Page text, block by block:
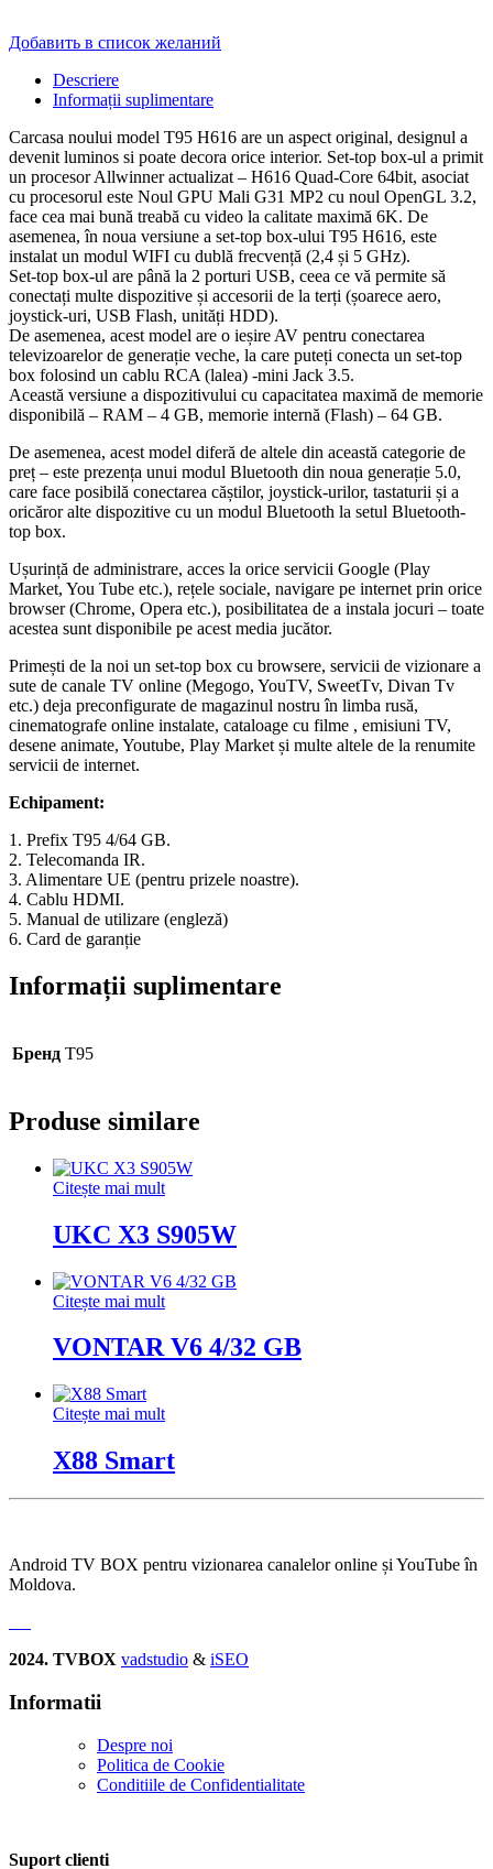
Добавить в список желаний
Descriere
Informații suplimentare
Carcasa noului model T95 H616 are un aspect original, designul a
devenit luminos si poate decora orice interior. Set-top box-ul a primit
un procesor Allwinner actualizat – H616 Quad-Core 64bit, asociat
cu procesorul este Noul GPU Mali G31 MP2 cu noul OpenGL 3.2,
face cea mai bună treabă cu video la calitate maximă 6K. De
asemenea, în noua versiune a set-top box-ului T95 H616, este
instalat un modul WIFI cu dublă frecvență (2,4 și 5 GHz).
Set-top box-ul are până la 2 porturi USB, ceea ce vă permite să
conectați multe dispozitive și accesorii de la terți (șoarece aero,
joystick-uri, USB Flash, unități HDD).
De asemenea, acest model are o ieșire AV pentru conectarea
televizoarelor de generație veche, la care puteți conecta un set-top
box folosind un cablu RCA (lalea) -mini Jack 3.5.
Această versiune a dispozitivului cu capacitatea maximă de memorie
disponibilă – RAM – 4 GB, memorie internă (Flash) – 64 GB.
De asemenea, acest model diferă de altele din această categorie de
preț – este prezența unui modul Bluetooth din noua generație 5.0,
care face posibilă conectarea căștilor, joystick-urilor, tastaturii și a
oricăror alte dispozitive cu un modul Bluetooth la setul Bluetooth-
top box.
Ușurință de administrare, acces la orice servicii Google (Play
Market, You Tube etc.), rețele sociale, navigare pe internet prin orice
browser (Chrome, Opera etc.), posibilitatea de a instala jocuri – toate
acestea sunt disponibile pe acest media jucător.
Primești de la noi un set-top box cu browsere, servicii de vizionare a
sute de canale TV online (Megogo, YouTV, SweetTv, Divan Tv
etc.) deja preconfigurate de magazinul nostru în limba rusă,
cinematografe online instalate, cataloage cu filme , emisiuni TV,
desene animate, Youtube, Play Market și multe altele de la renumite
servicii de internet.
Echipament:
1. Prefix T95 4/64 GB.
2. Telecomanda IR.
3. Alimentare UE (pentru prizele noastre).
4. Cablu HDMI.
5. Manual de utilizare (engleză)
6. Card de garanție
Informații suplimentare
Бренд T95
Produse similare
Citește mai mult
UKC X3 S905W
Citește mai mult
VONTAR V6 4/32 GB
Citește mai mult
X88 Smart
Android TV BOX pentru vizionarea canalelor online și YouTube în
Moldova.
2024. TVBOX vadstudio & iSEO
Informatii
Despre noi
Politica de Сookie
Conditiile de Confidentialitate
Suport clienti